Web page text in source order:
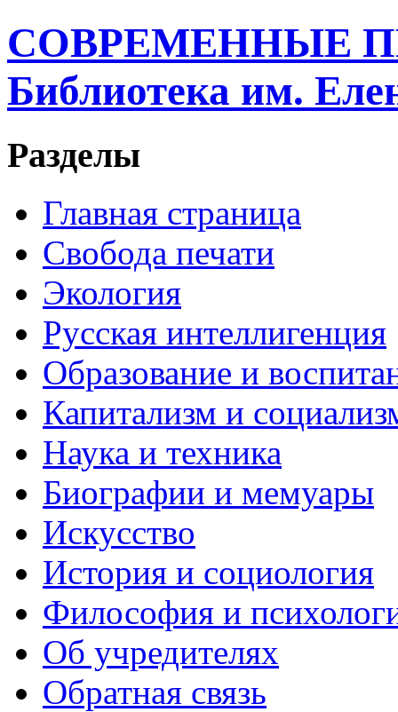
СОВРЕМЕННЫЕ
Библиотека им.
Разделы
Главная страница
Свобода печати
Экология
Русская интеллигенция
Образование и
Капитализм и
Наука и техника
Биографии и мемуары
Искусство
История и социология
Философия и
Об учредителях
Обратная связь